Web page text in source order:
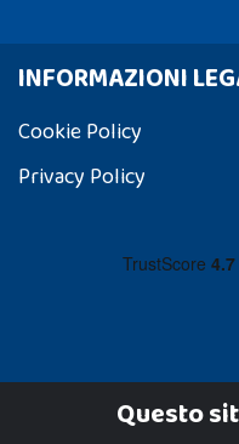
INFORMAZIONI
Cookie Policy
Privacy Policy
Questo